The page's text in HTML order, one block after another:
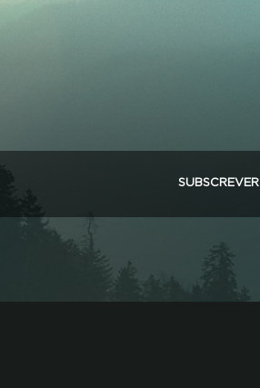
SUBSCREVER